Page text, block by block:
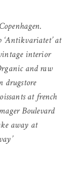
‘Antikvariatet’ at
interior
and raw
drugstore
at french
Boulevard
away at